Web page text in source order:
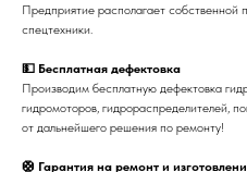
Предприятие располагает собственной
спецтехники.
💵 Бесплатная дефектовка
Производим бесплатную дефектовка
гидромоторов, гидрораспределителей,
от дальнейшего решения по ремонту!
🛟 Гарантия на ремонт и